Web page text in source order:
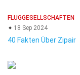
FLUGGESELLSCHAFTEN
18 Sep 2024
40 Fakten Über Zipair